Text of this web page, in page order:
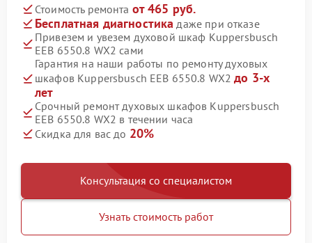
Стоимость ремонта от 465 руб.
Бесплатная диагностика даже при отказе
Привезем и увезем духовой шкаф Kuppersbusch
EEB 6550.8 WX2 сами
Гарантия на наши работы по ремонту духовых
шкафов Kuppersbusch EEB 6550.8 WX2до 3-х
лет
Срочный ремонт духовых шкафов Kuppersbusch
EEB 6550.8 WX2 в течении часа
Скидка для вас до 20%
Консультация со специалистом
Узнать стоимость работ